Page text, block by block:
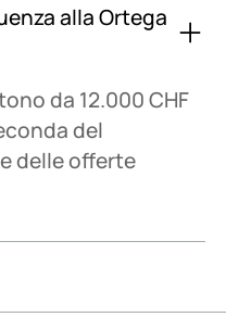
alla Ortega
da 12.000 CHF
del
delle offerte